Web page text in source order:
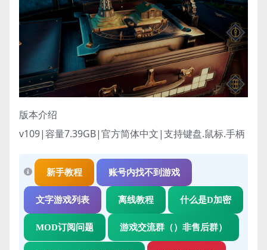
版本介绍
v109|容量7.39GB|官方简体中文|支持键盘.鼠标.手柄
新手教程 账号内找不到游戏
文字游戏列表 离线教程 什么是D加密
MOD订阅问题 游戏交流群（）非售后群）